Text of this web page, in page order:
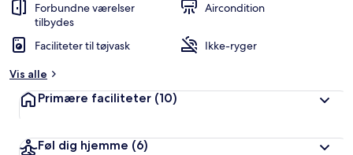
Forbundne værelser
tilbydes
Aircondition
Faciliteter til tøjvask
Ikke-ryger
Vis alle
Primære faciliteter (10)
Føl dig hjemme (6)